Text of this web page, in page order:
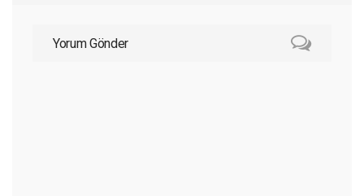
Yorum Gönder